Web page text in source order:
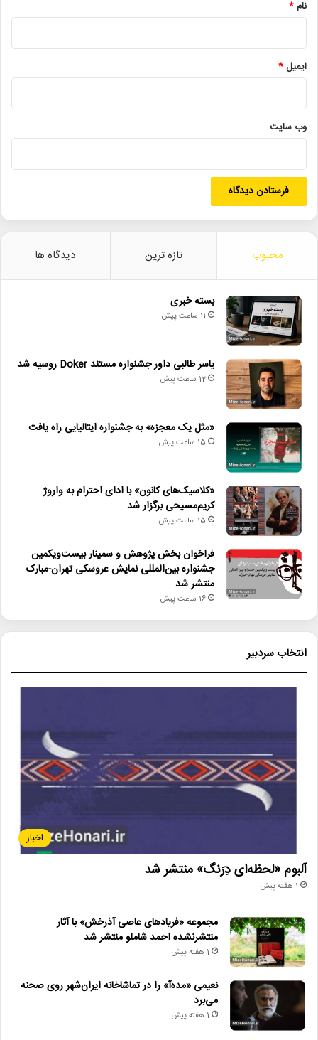
پردیس_سینمایی_ملت
جشنواره_فیلم_شهر
علی_اوجی
مریم_پیرکاری
مستانه_مهاجر
نهمین جشنواره بین‌المللی فیلم شهر
نام*
ایمیل*
وب‌ سایت
محبوب تازه ترین دیدگاه ها
بسته خبری
11 ساعت پیش
یاسر طالبی داور جشنواره مستند Doker روسیه شد
12 ساعت پیش
«مثل یک معجزه» به جشنواره ایتالیایی راه یافت
15 ساعت پیش
«کلاسیک‌های کانون» با ادای احترام به واروژ
کریم‌مسیحی برگزار شد
15 ساعت پیش
فراخوان بخش پژوهش و سمینار بیست‌ویکمین
جشنواره بین‌المللی نمایش عروسکی تهران-مبارک
منتشر شد
16 ساعت پیش
انتخاب سردبیر
اخبار
آلبوم «لحظه‌ای دِرَنگ» منتشر شد
1 هفته پیش
مجموعه «فریادهای عاصی آذرخش» با آثار
منتشرنشده احمد شاملو منتشر شد
1 هفته پیش
نعیمی «مده‌آ» را در تماشاخانه ایران‌شهر روی صحنه
می‌برد
1 هفته پیش